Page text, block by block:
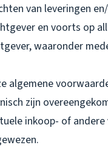
van leveringen
en voorts op
waaronder
algemene
zijn
inkoop- of